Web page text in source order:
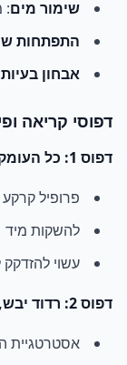
שימור מים:
התפתחות
אבחון בעיות
דפוסי קריאה
דפוס 1: כל העומקים יבשים
פרופיל
להשקות מיד
עשוי
דפוס 2: רדוד יבש, אמצעי/עמוק מספקים
אסטרטגיית